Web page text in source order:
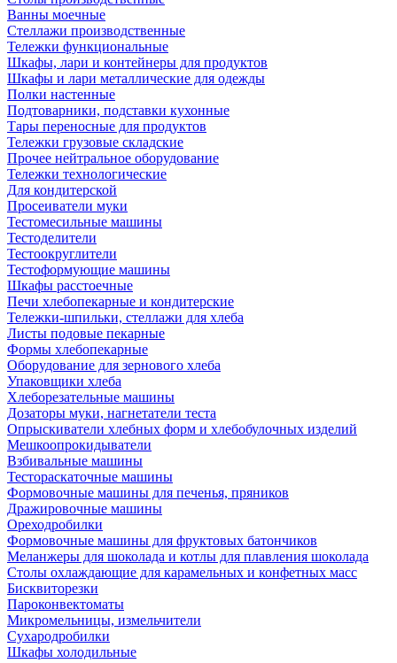
Ванны моечные
Стеллажи производственные
Тележки функциональные
Шкафы, лари и контейнеры для продуктов
Шкафы и лари металлические для одежды
Полки настенные
Подтоварники, подставки кухонные
Тары переносные для продуктов
Тележки грузовые складские
Прочее нейтральное оборудование
Тележки технологические
Для кондитерской
Просеиватели муки
Тестомесильные машины
Тестоделители
Тестоокруглители
Тестоформующие машины
Шкафы расстоечные
Печи хлебопекарные и кондитерские
Тележки-шпильки, стеллажи для хлеба
Листы подовые пекарные
Формы хлебопекарные
Оборудование для зернового хлеба
Упаковщики хлеба
Хлеборезательные машины
Дозаторы муки, нагнетатели теста
Опрыскиватели хлебных форм и хлебобулочных изделий
Мешкоопрокидыватели
Взбивальные машины
Тестораскаточные машины
Формовочные машины для печенья, пряников
Дражировочные машины
Ореходробилки
Формовочные машины для фруктовых батончиков
Меланжеры для шоколада и котлы для плавления шоколада
Столы охлаждающие для карамельных и конфетных масс
Бисквиторезки
Пароконвектоматы
Микромельницы, измельчители
Сухародробилки
Шкафы холодильные